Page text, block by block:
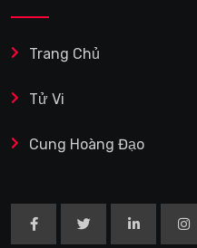
Trang Chủ
Tử Vi
Cung Hoàng Đạo